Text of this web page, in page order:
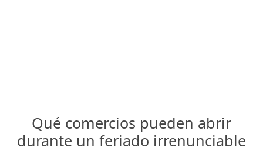
Qué comercios pueden abrir
durante un feriado irrenunciable